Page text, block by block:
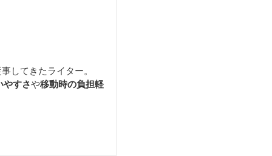
してきたライター。
やすさや移動時の負担軽